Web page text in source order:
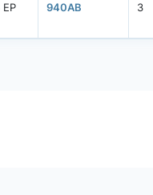
EP 940AB 3